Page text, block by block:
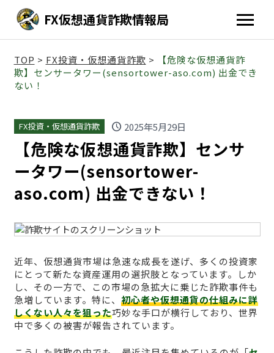
FX仮想通貨詐欺情報局
TOP > FX投資・仮想通貨詐欺 >
【危険な仮想通貨詐
欺】センサータワー(sensortower-aso.com) 出金でき
ない！
FX投資・仮想通貨詐欺 schedule 2025年5月29日
【危険な仮想通貨詐欺】センサ
ータワー(sensortower-
aso.com) 出金できない！
近年、仮想通貨市場は急速な成長を遂げ、多くの投資家
にとって新たな資産運用の選択肢となっています。しか
し、その一方で、この市場の急拡大に乗じた詐欺事件も
急増しています。特に、 初心者や仮想通貨の仕組みに詳
しくない人々を狙った巧妙な手口が横行しており、世界
中で多くの被害が報告されています。